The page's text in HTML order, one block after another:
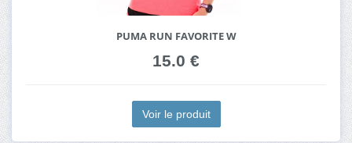
PUMA RUN FAVORITE W
15.0 €
Voir le produit